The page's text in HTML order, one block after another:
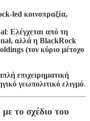
led κοινοπραξία,
: Ελέγχεται από τη
αλλά η BlackRock
(τον κύριο μέτοχο
επιχειρηματική
γεωπολιτικό ελιγμό.
το σχέδιο του